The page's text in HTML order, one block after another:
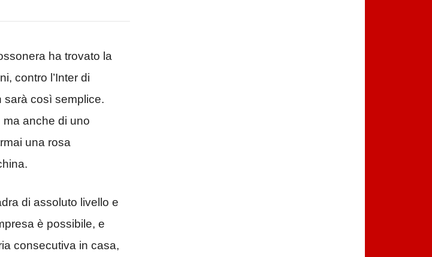
ha trovato la
contro l’Inter di
sarà così semplice.
ma anche di uno
una rosa
di assoluto livello e
è possibile, e
consecutiva in casa,